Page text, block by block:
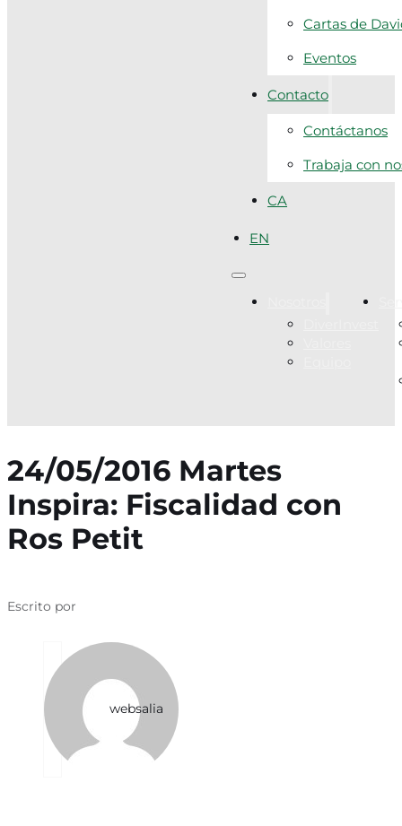
Cartas de
Eventos
Contacto
Contáctanos
Trabaja con
CA
EN
24/05/2016 Martes
Inspira: Fiscalidad con
Ros Petit
Escrito por
websalia